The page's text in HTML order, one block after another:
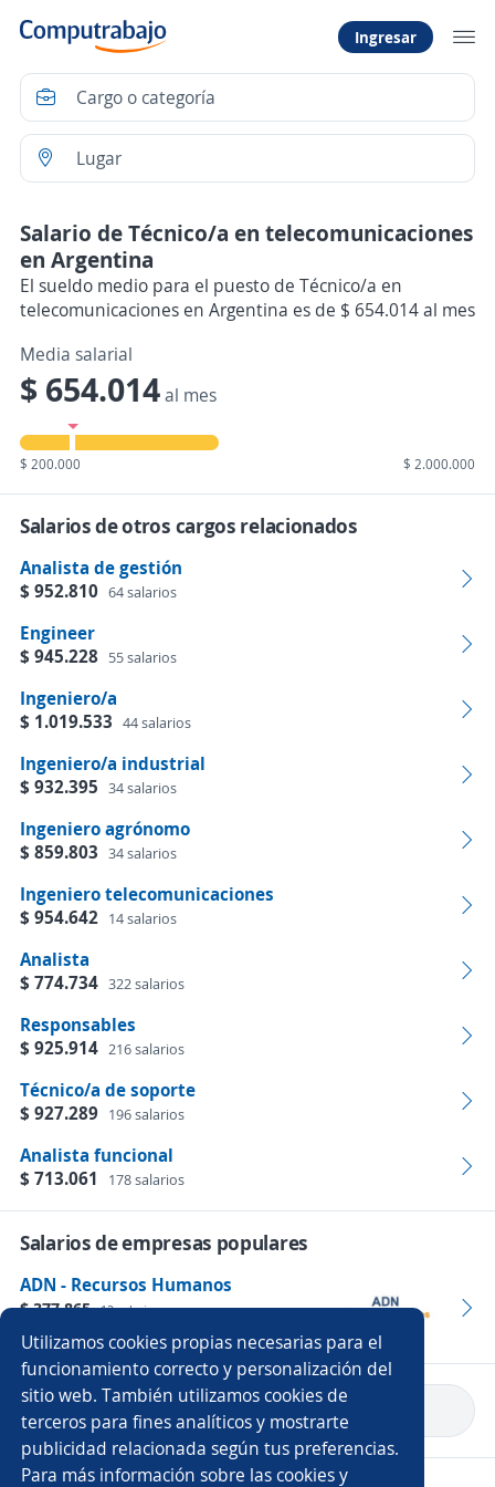
Utilizamos cookies propias necesarias para el
funcionamiento correcto y personalización del
sitio web. También utilizamos cookies de
terceros para fines analíticos y mostrarte
publicidad relacionada según tus preferencias.
Para más información sobre las cookies y
Ingresar
Salario de Técnico/a en telecomunicaciones
en Argentina
El sueldo medio para el puesto de Técnico/a en
telecomunicaciones en Argentina es de $ 654.014 al mes
Media salarial
$ 654.014al mes
$ 200.000 $ 2.000.000
Salarios de otros cargos relacionados
Analista de gestión
$ 952.810 64 salarios
Engineer
$ 945.228
55 salarios
Ingeniero/a
$ 1.019.533 44 salarios
Ingeniero/a industrial
$ 932.395 34 salarios
Ingeniero agrónomo
$ 859.803 34 salarios
Ingeniero telecomunicaciones
$ 954.642 14 salarios
Analista
$ 774.734 322 salarios
Responsables
$ 925.914 216 salarios
Técnico/a de soporte
$ 927.289 196 salarios
Analista funcional
$ 713.061
178 salarios
Salarios de empresas populares
ADN - Recursos Humanos
$ 377.865 12 salarios
Empleos
Volver a inicio